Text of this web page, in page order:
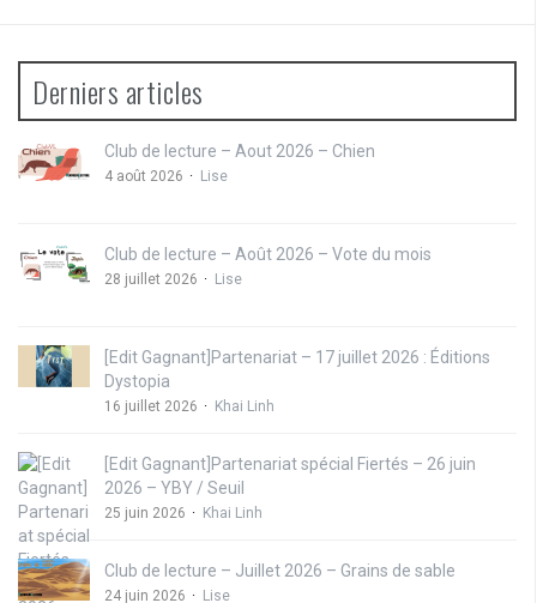
Derniers articles
Club de lecture – Aout 2026 – Chien
4 août 2026 Lise
Club de lecture – Août 2026 – Vote du mois
28 juillet 2026 Lise
[Edit Gagnant]Partenariat – 17 juillet 2026 : Éditions
Dystopia
16 juillet 2026 Khai Linh
[Edit Gagnant]Partenariat spécial Fiertés – 26 juin
2026 – YBY / Seuil
25 juin 2026 Khai Linh
Club de lecture – Juillet 2026 – Grains de sable
24 juin 2026 Lise